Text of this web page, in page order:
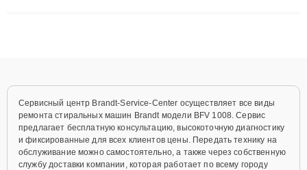
Сервисный центр Brandt-Service-Center осуществляет все виды
ремонта стиральных машин Brandt модели BFV 1008. Сервис
предлагает бесплатную консультацию, высокоточную диагностику
и фиксированные для всех клиентов цены. Передать технику на
обслуживание можно самостоятельно, а также через собственную
службу доставки компании, которая работает по всему городу